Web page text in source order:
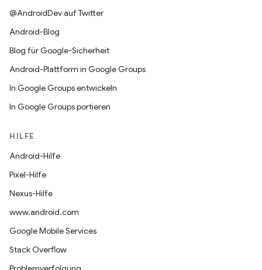
@AndroidDev auf Twitter
Android-Blog
Blog für Google-Sicherheit
Android-Plattform in Google Groups
In Google Groups entwickeln
In Google Groups portieren
HILFE
Android-Hilfe
Pixel-Hilfe
Nexus-Hilfe
www.android.com
Google Mobile Services
Stack Overflow